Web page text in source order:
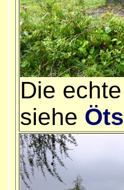
Die
siehe